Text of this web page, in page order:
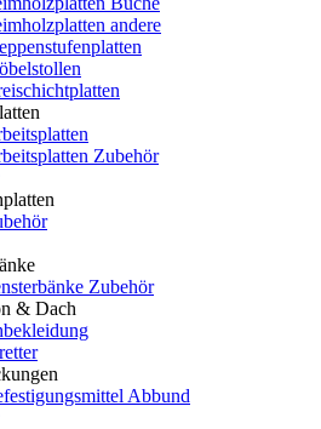
andere
Zubehör
Zubehör
& Dach
Abbund